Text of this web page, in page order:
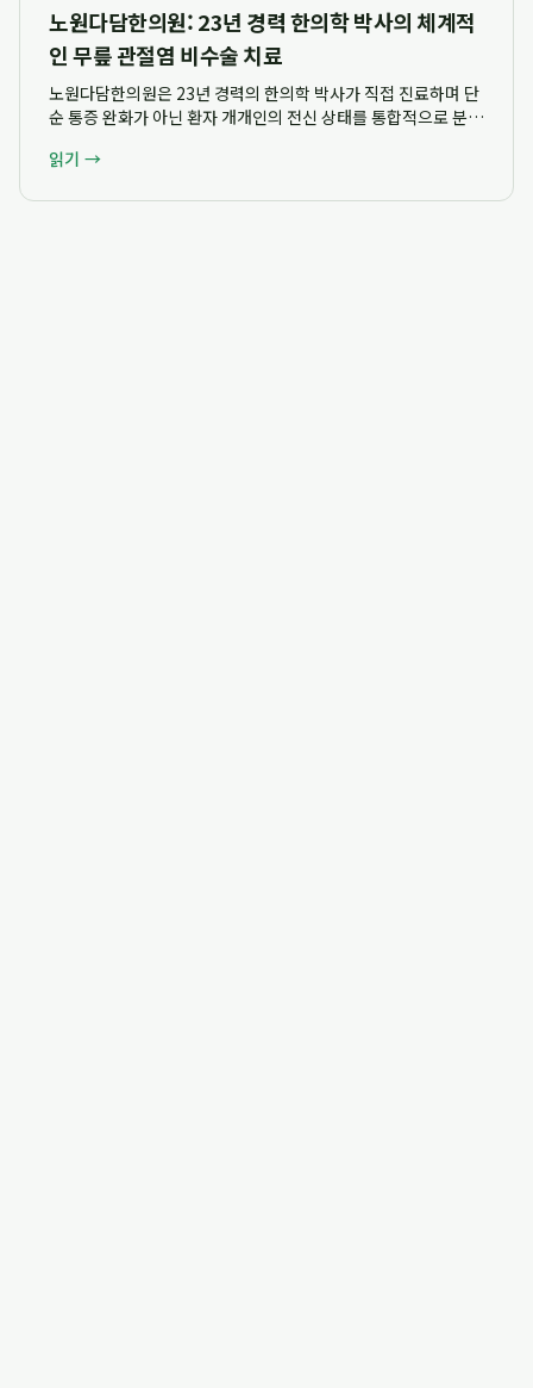
노원다담한의원: 23년 경력 한의학 박사의 체계적
인 무릎 관절염 비수술 치료
노원다담한의원은 23년 경력의 한의학 박사가 직접 진료하며 단
순 통증 완화가 아닌 환자 개개인의 전신 상태를 통합적으로 분석
합니다. 혜원한의원 시절부터 축적된 풍부한 임상 경험을 바탕으
읽기 →